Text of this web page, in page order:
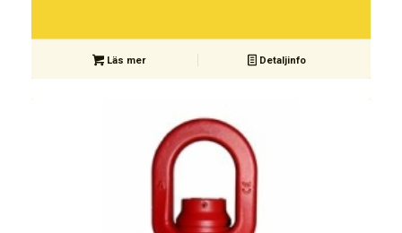
Läs mer Detaljinfo